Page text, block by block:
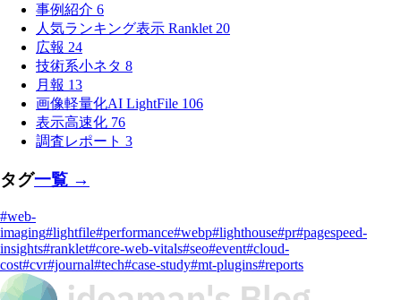
事例紹介 6
人気ランキング表示 Ranklet 20
広報 24
技術系小ネタ 8
月報 13
画像軽量化AI LightFile 106
表示高速化 76
調査レポート 3
タグ一覧 →
#web-
imaging#lightfile#performance#webp#lighthouse#pr#pagespeed-
insights#ranklet#core-web-vitals#seo#event#cloud-
cost#cvr#journal#tech#case-study#mt-plugins#reports